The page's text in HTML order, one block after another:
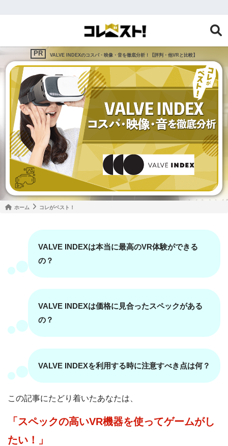
VALVE INDEXのコスパ・映像・音を徹底分析！【評判・他VRと比較】
ホーム コレがベスト！
VALVE INDEXは本当に最高のVR体験ができる
の？
VALVE INDEXは価格に見合ったスペックがある
の？
VALVE INDEXを利用する時に注意すべき点は何？
この記事にたどり着いたあなたは、
「スペックの高いVR機器を使ってゲームがし
たい！」